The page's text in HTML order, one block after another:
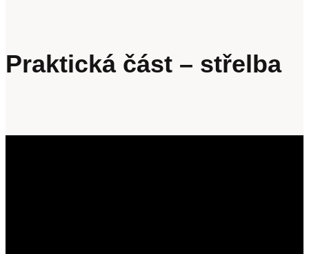
Praktická část – střelba